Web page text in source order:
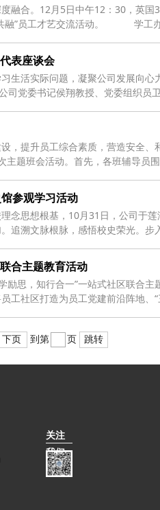
融合。12月5日中午12：30，英国
共融”员工才艺交流活动。 学工
表座谈会
生活实际问题，凝聚公司发展向心
司党委书记侯翔教授、党委组织员
，提升员工综合素质，营造安全、
题班会活动。首先，各班辅导员
参观学习活动
念思想根基，10月31日，公司于
追溯文脉根脉，感悟校史荣光。步
合主题教育活动
励思，知行合一”一站式社区联合
工社区打造为员工党建前沿阵地、
下页 到第 页 跳转
关注
我们